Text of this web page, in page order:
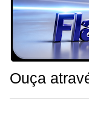
Ouça